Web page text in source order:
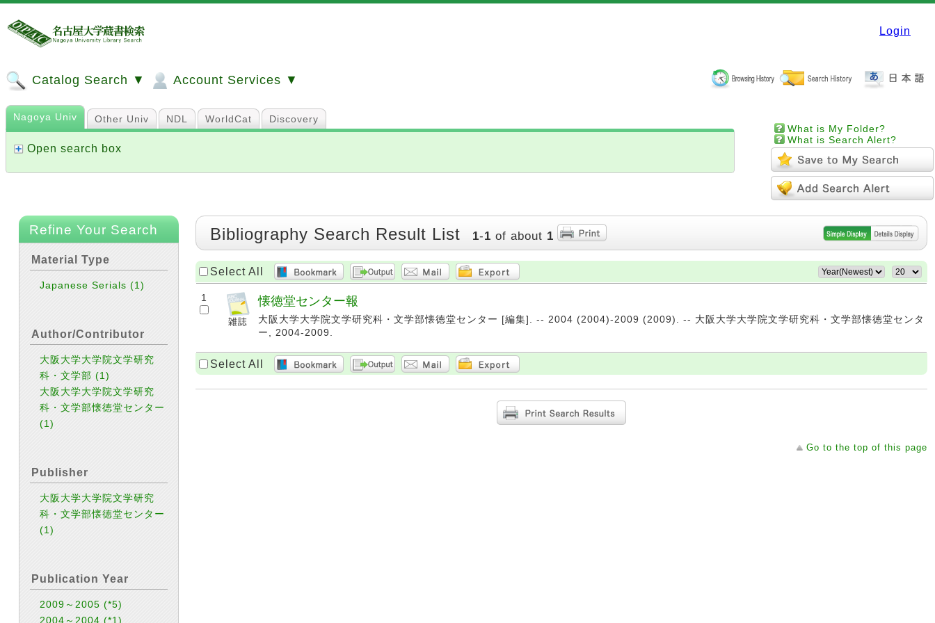
Login
Catalog Search ▼ Account Services ▼
What is My Folder?
What is Search Alert?
Nagoya Univ Other Univ NDL WorldCat Discovery
Open search box
Refine Your Search
Material Type
Japanese Serials(1)
Author/Contributor
大阪大学大学院文学研究
科・文学部(1)
大阪大学大学院文学研究
科・文学部懐徳堂センター
(1)
Publisher
大阪大学大学院文学研究
科・文学部懐徳堂センター
(1)
Publication Year
2009～2005(*5)
2004～2004(*1)
Bibliography Search Result List 1-1 of about 1
Select All
1 懐徳堂センター報
大阪大学大学院文学研究科・文学部懐徳堂センター [編集]. -- 2004 (2004)-2009 (2009). -- 大阪大学大学院文学研究科・文学部懐徳堂センタ
ー, 2004-2009.
Select All
Go to the top of this page